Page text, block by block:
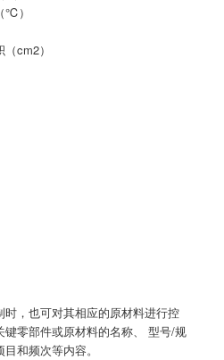
℃）
cm2）
，也可对其相应的原材料进行控
零部件或原材料的名称、 型号/规
和频次等内容。